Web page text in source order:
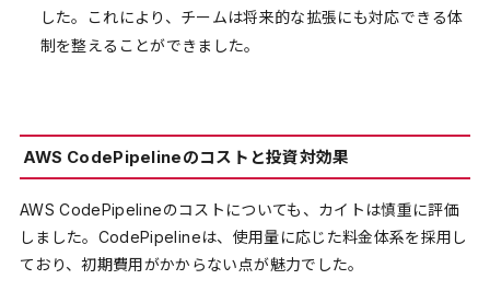
した。これにより、チームは将来的な拡張にも対応できる体
制を整えることができました。
AWS CodePipelineのコストと投資対効果
AWS CodePipelineのコストについても、カイトは慎重に評価
しました。CodePipelineは、使用量に応じた料金体系を採用し
ており、初期費用がかからない点が魅力でした。